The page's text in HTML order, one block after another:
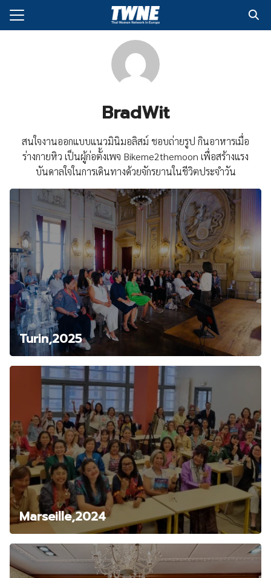
Skip
BradWit
สนใจงานออกแบบแนวมินิมอลิสม์ ชอบถ่ายรูป กินอาหารเมื่อ
ร่างกายหิว เป็นผู้ก่อตั้งเพจ Bikeme2themoon เพื่อสร้างแรง
บันดาลใจในการเดินทางด้วยจักรยานในชีวิตประจำวัน
Turin,2025
Marseille,2024